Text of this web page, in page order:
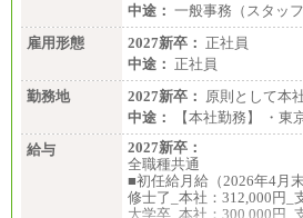
中途： 一般事務（スタッ
雇用形態
2027新卒： 正社員
中途： 正社員
勤務地
2027新卒： 原則として本
中途：
【本社勤務】 ・東
給与
2027新卒：
全職種共通
■初任給月給（2026年4月
修士了_本社：312,000円_
大学卒_本社：300,000円_